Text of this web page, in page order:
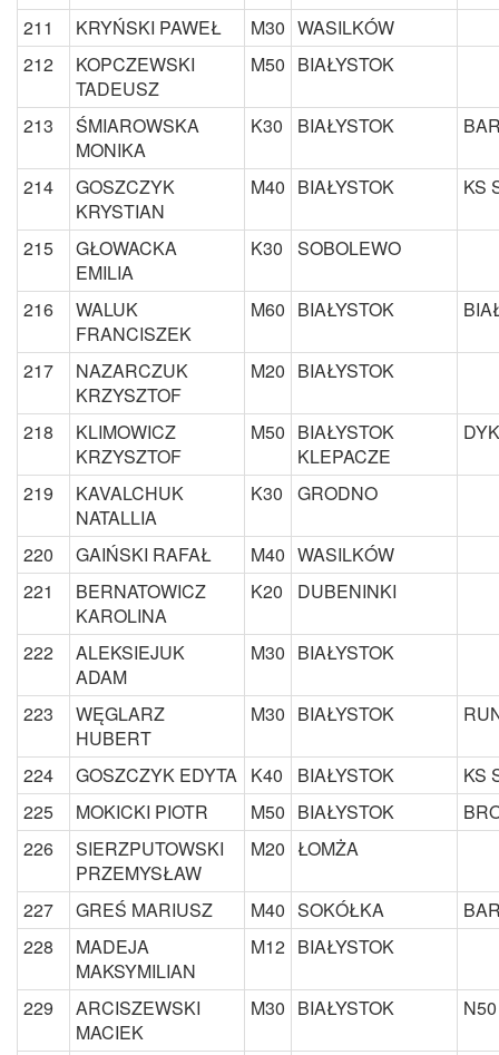
211
KRYŃSKI PAWEŁ M30 WASILKÓW
212
KOPCZEWSKI
TADEUSZ
M50 BIAŁYSTOK
213
ŚMIAROWSKA
MONIKA
K30 BIAŁYSTOK
214
GOSZCZYK
KRYSTIAN
M40 BIAŁYSTOK KS
215
GŁOWACKA
EMILIA
K30 SOBOLEWO
216
WALUK
FRANCISZEK
M60 BIAŁYSTOK
217
NAZARCZUK
KRZYSZTOF
M20 BIAŁYSTOK
218
KLIMOWICZ
KRZYSZTOF
M50 BIAŁYSTOK
KLEPACZE
219
KAVALCHUK
NATALLIA
K30 GRODNO
220 GAIŃSKI RAFAŁ M40 WASILKÓW
221
BERNATOWICZ
KAROLINA
K20 DUBENINKI
222
ALEKSIEJUK
ADAM
M30 BIAŁYSTOK
223
WĘGLARZ
HUBERT
M30 BIAŁYSTOK
224 GOSZCZYK EDYTA K40 BIAŁYSTOK
KS
225
MOKICKI PIOTR M50 BIAŁYSTOK
226
SIERZPUTOWSKI
PRZEMYSŁAW
M20 ŁOMŻA
227 GREŚ MARIUSZ M40 SOKÓŁKA
228
MADEJA
MAKSYMILIAN
M12 BIAŁYSTOK
229
ARCISZEWSKI
MACIEK
M30 BIAŁYSTOK N50